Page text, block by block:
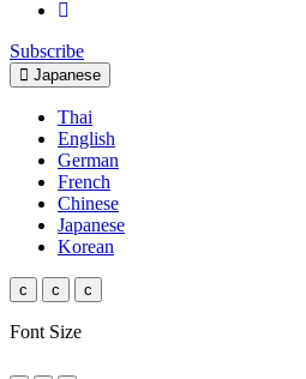
Subscribe
Japanese
Thai
English
German
French
Chinese
Japanese
Korean
c c c
Font Size